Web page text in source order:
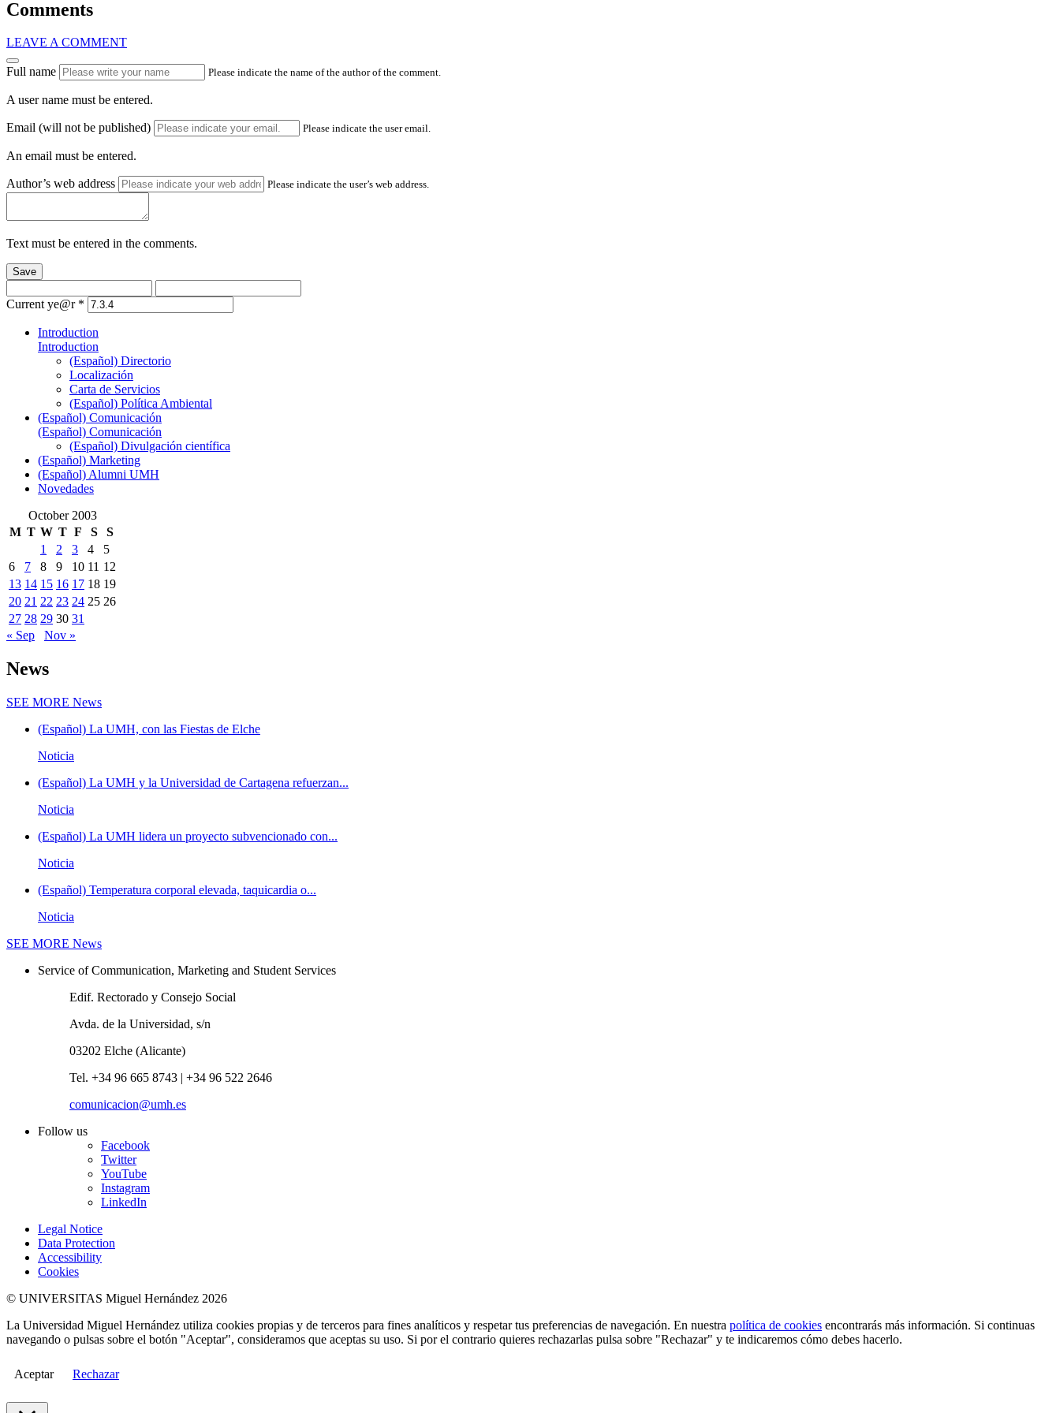
Comments
LEAVE A COMMENT
Full name Please indicate the name of the author of the comment.
A user name must be entered.
Email (will not be published) Please indicate the user email.
An email must be entered.
Author’s web address Please indicate the user’s web address.
Text must be entered in the comments.
Save
Current ye@r *
Introduction
Introduction
(Español) Directorio
Localización
Carta de Servicios
(Español) Política Ambiental
(Español) Comunicación
(Español) Comunicación
(Español) Divulgación científica
(Español) Marketing
(Español) Alumni UMH
Novedades
October 2003
M T W T F S
S
1
2 3 4
5
6
7 8 9 10 11 12
13 14 15 16 17 18 19
20 21 22 23 24 25 26
27 28 29 30 31
« Sep
Nov »
News
SEE MORE News
(Español) La UMH, con las Fiestas de Elche
Noticia
(Español) La UMH y la Universidad de Cartagena refuerzan...
Noticia
(Español) La UMH lidera un proyecto subvencionado con...
Noticia
(Español) Temperatura corporal elevada, taquicardia o...
Noticia
SEE MORE News
Service of Communication, Marketing and Student Services
Edif. Rectorado y Consejo Social
Avda. de la Universidad, s/n
03202 Elche (Alicante)
Tel. +34 96 665 8743 | +34 96 522 2646
comunicacion@umh.es
Follow us
Facebook
Twitter
YouTube
Instagram
LinkedIn
Legal Notice
Data Protection
Accessibility
Cookies
© UNIVERSITAS Miguel Hernández 2026
La Universidad Miguel Hernández utiliza cookies propias y de terceros para fines analíticos y respetar tus preferencias de navegación. En nuestra política de cookies encontrarás más información. Si continuas
navegando o pulsas sobre el botón "Aceptar", consideramos que aceptas su uso. Si por el contrario quieres rechazarlas pulsa sobre "Rechazar" y te indicaremos cómo debes hacerlo.
Aceptar Rechazar